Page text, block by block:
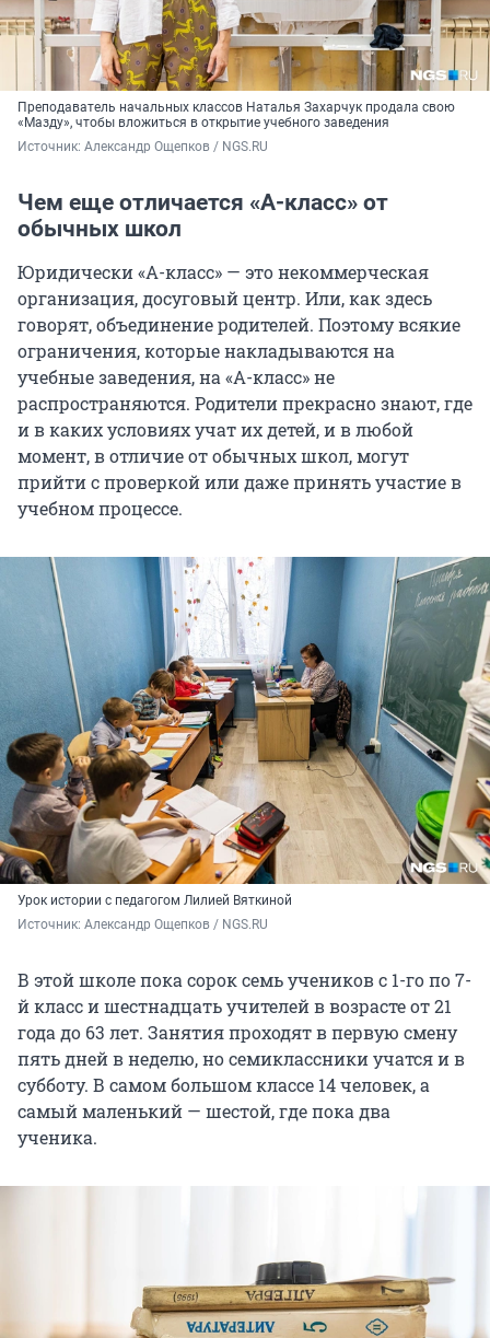
Преподаватель начальных классов Наталья Захарчук продала свою
«Мазду», чтобы вложиться в открытие учебного заведения
Источник: Александр Ощепков / NGS.RU
Чем еще отличается «А-класс» от
обычных школ
Юридически «А-класс» — это некоммерческая
организация, досуговый центр. Или, как здесь
говорят, объединение родителей. Поэтому всякие
ограничения, которые накладываются на
учебные заведения, на «А-класс» не
распространяются. Родители прекрасно знают, где
и в каких условиях учат их детей, и в любой
момент, в отличие от обычных школ, могут
прийти с проверкой или даже принять участие в
учебном процессе.
Урок истории с педагогом Лилией Вяткиной
Источник: Александр Ощепков / NGS.RU
В этой школе пока сорок семь учеников с 1-го по 7-
й класс и шестнадцать учителей в возрасте от 21
года до 63 лет. Занятия проходят в первую смену
пять дней в неделю, но семиклассники учатся и в
субботу. В самом большом классе 14 человек, а
самый маленький — шестой, где пока два
ученика.